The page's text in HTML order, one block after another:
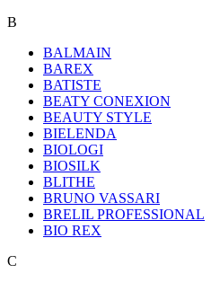
B
BALMAIN
BAREX
BATISTE
BEATY CONEXION
BEAUTY STYLE
BIELENDA
BIOLOGI
BIOSILK
BLITHE
BRUNO VASSARI
BRELIL PROFESSIONAL
BIO REX
C